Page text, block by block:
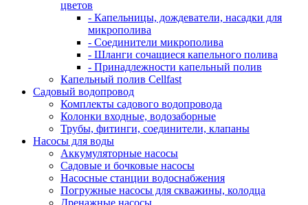
цветов
- Капельницы, дождеватели, насадки для
микрополива
- Соединители микрополива
- Шланги сочащиеся капельного полива
- Принадлежности капельный полив
Капельный полив Cellfast
Садовый водопровод
Комплекты садового водопровода
Колонки входные, водозаборные
Трубы, фитинги, соединители, клапаны
Насосы для воды
Аккумуляторные насосы
Садовые и бочковые насосы
Насосные станции водоснабжения
Погружные насосы для скважины, колодца
Дренажные насосы